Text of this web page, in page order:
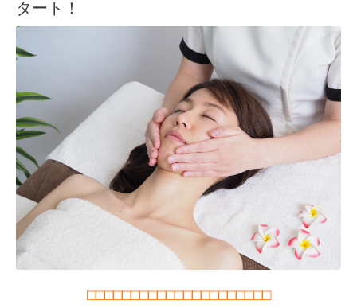
タート！
⬜︎⬜︎⬜︎⬜︎⬜︎⬜︎⬜︎⬜︎⬜︎⬜︎⬜︎⬜︎⬜︎⬜︎⬜︎⬜︎⬜︎⬜︎⬜︎⬜︎⬜︎